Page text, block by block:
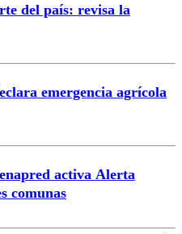
del país: revisa la
emergencia agrícola
activa Alerta
comunas